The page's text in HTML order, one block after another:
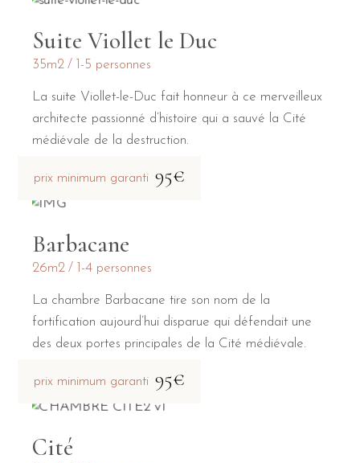
Suite Viollet le Duc
35m2 1-5 personnes
La suite Viollet-le-Duc fait honneur à ce merveilleux
architecte passionné d’histoire qui a sauvé la Cité
médiévale de la destruction.
prix minimum garanti 95€
Barbacane
26m2 1-4 personnes
La chambre Barbacane tire son nom de la
fortification aujourd’hui disparue qui défendait une
des deux portes principales de la Cité médiévale.
prix minimum garanti 95€
Cité